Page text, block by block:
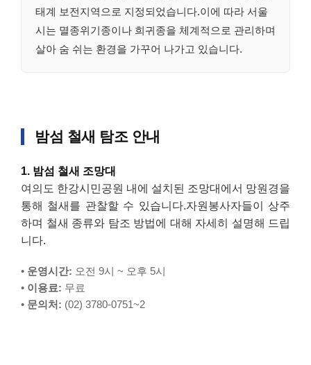
태계 보전지역으로 지정되었습니다.이에 따라 서울
시는 멸종위기종이나 희귀종을 체계적으로 관리하며
살아 숨 쉬는 환경을 가꾸어 나가고 있습니다.
밤섬 철새 탐조 안내
1. 밤섬 철새 조망대
여의도 한강시민공원 내에 설치된 조망대에서 망원경을
통해 철새를 관찰할 수 있습니다.자원봉사자들이 상주
하며 철새 종류와 탐조 방법에 대해 자세히 설명해 드립
니다.
• 운영시간: 오전 9시 ~ 오후 5시
• 이용료: 무료
• 문의처: (02) 3780-0751~2